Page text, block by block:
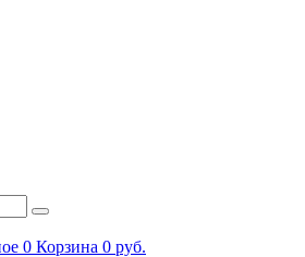
0 Корзина 0 руб.